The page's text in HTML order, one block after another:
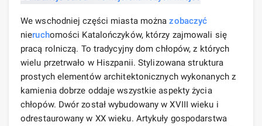
We wschodniej części miasta możnazobaczyć
nieruchomości Katalończyków, którzy zajmowali się
pracą rolniczą. To tradycyjny dom chłopów, z których
wielu przetrwało w Hiszpanii. Stylizowana struktura
prostych elementów architektonicznych wykonanych z
kamienia dobrze oddaje wszystkie aspekty życia
chłopów. Dwór został wybudowany w XVIII wieku i
odrestaurowany w XX wieku. Artykuły gospodarstwa